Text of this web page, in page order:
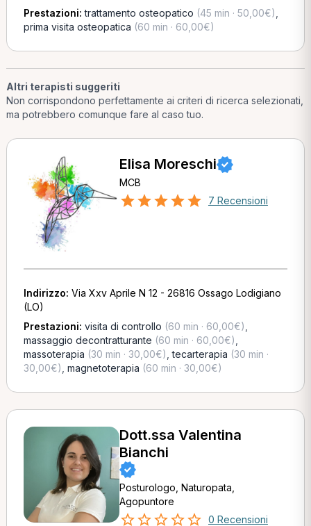
Prestazioni:trattamento osteopatico (45 min · 50,00€)
prima visita osteopatica (60 min · 60,00€)
Altri terapisti suggeriti
Non corrispondono perfettamente ai criteri di ricerca selezionati,
ma potrebbero comunque fare al caso tuo.
Elisa Moreschi
MCB
7 Recensioni
Indirizzo: Via Xxv Aprile N 12 - 26816 Ossago Lodigiano
(LO)
Prestazioni: visita di controllo (60 min · 60,00€)
massaggio decontratturante (60 min · 60,00€)
massoterapia (30 min · 30,00€) ,tecarterapia (30 min ·
30,00€) magnetoterapia (60 min · 30,00€)
Dott.ssa Valentina
Bianchi
Posturologo, Naturopata,
Agopuntore
0 Recensioni